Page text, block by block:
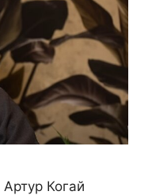
Артур Когай